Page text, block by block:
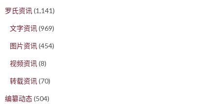
罗氏资讯(1,141)
文字资讯(969)
图片资讯(454)
视频资讯(8)
转载资讯(70)
编纂动态(504)